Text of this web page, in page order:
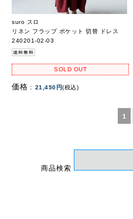
suro スロ
リネン フラップ ポケット 切替 ドレス
240201-02-03
SOLD OUT
価格 : 21,450円(税込)
1
商品検索